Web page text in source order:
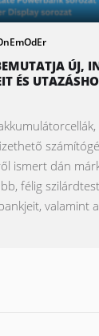
ÚJ,
ÉS
ismert dán
félig
valamint